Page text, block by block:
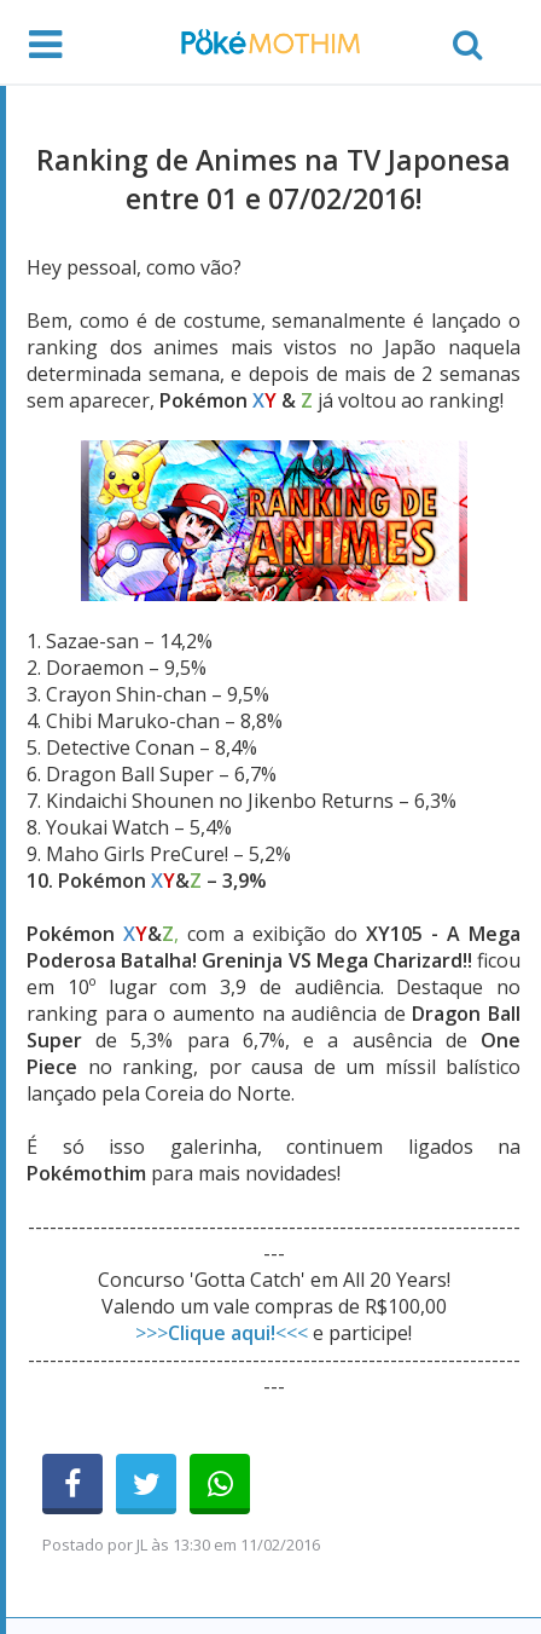
Ranking de Animes na TV Japonesa
entre 01 e 07/02/2016!
Hey pessoal, como vão?
Bem, como é de costume, semanalmente é lançado o
ranking dos animes mais vistos no Japão naquela
determinada semana, e depois de mais de 2 semanas
sem aparecer, Pokémon XY & Z já voltou ao ranking!
1. Sazae-san – 14,2%
2. Doraemon – 9,5%
3. Crayon Shin-chan – 9,5%
4. Chibi Maruko-chan – 8,8%
5. Detective Conan – 8,4%
6. Dragon Ball Super – 6,7%
7. Kindaichi Shounen no Jikenbo Returns – 6,3%
8. Youkai Watch – 5,4%
9. Maho Girls PreCure! – 5,2%
10. Pokémon XY&Z – 3,9%
Pokémon XY&Z, com a exibição do XY105 - A Mega
Poderosa Batalha! Greninja VS Mega Charizard!! ficou
em 10º lugar com 3,9 de audiência. Destaque no
ranking para o aumento na audiência de Dragon Ball
Superde 5,3% para 6,7%, e a ausência de One
Piece no ranking, por causa de um míssil balístico
lançado pela Coreia do Norte.
É só isso galerinha, continuem ligados na
Pokémothim para mais novidades!
--------------------------------------------------------------------
---
Concurso 'Gotta Catch' em All 20 Years!
Valendo um vale compras de R$100,00
>>>Clique aqui!<<<e participe!
--------------------------------------------------------------------
---
Postado por JL às 13:30 em 11/02/2016